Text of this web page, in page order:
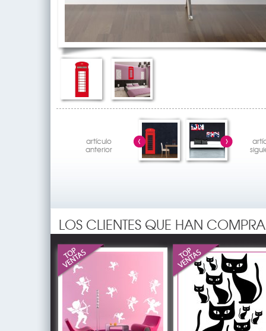
artículo
anterior
LOS CLIENTES QUE HAN